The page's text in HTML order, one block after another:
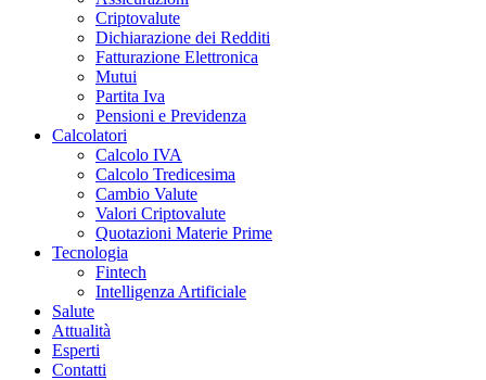
Criptovalute
Dichiarazione dei Redditi
Fatturazione Elettronica
Mutui
Partita Iva
Pensioni e Previdenza
Calcolatori
Calcolo IVA
Calcolo Tredicesima
Cambio Valute
Valori Criptovalute
Quotazioni Materie Prime
Tecnologia
Fintech
Intelligenza Artificiale
Salute
Attualità
Esperti
Contatti